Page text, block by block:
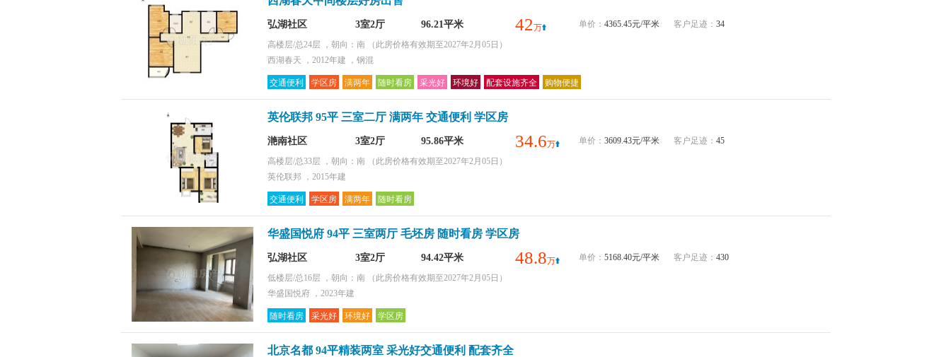
弘湖社区 3室2厅 96.21平米 42万 单价： 4365.45元/平米 客户足迹： 34
高楼层/总24层 ，朝向：南
（此房价格有效期至2027年2月05日）
西湖春天 ，2012年建 ，钢混
交通便利 学区房 满两年 随时看房 采光好 环境好 配套设施齐全 购物便捷
英伦联邦 95平 三室二厅 满两年 交通便利 学区房
滟南社区 3室2厅 95.86平米 34.6万 单价： 3609.43元/平米 客户足迹： 45
高楼层/总33层 ，朝向：南
（此房价格有效期至2027年2月05日）
英伦联邦 ，2015年建
交通便利 学区房 满两年 随时看房
华盛国悦府 94平 三室两厅 毛坯房 随时看房 学区房
弘湖社区 3室2厅 94.42平米 48.8万 单价： 5168.40元/平米 客户足迹： 430
低楼层/总16层 ，朝向：南
（此房价格有效期至2027年2月05日）
华盛国悦府 ，2023年建
随时看房 采光好 环境好 学区房
北京名都 94平精装两室 采光好交通便利 配套齐全